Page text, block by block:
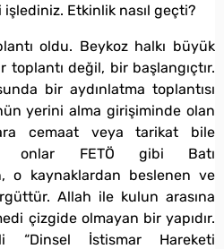
Etkinlik nasıl geçti?
oldu. Beykoz halkı büyük
değil, bir başlangıçtır.
bir aydınlatma toplantısı
yerini alma girişiminde olan
cemaat veya tarikat bile
onlar FETÖ gibi Batı
o kaynaklardan beslenen ve
Allah ile kulun arasına
çizgide olmayan bir yapıdır.
“Dinsel İstismar Hareketi